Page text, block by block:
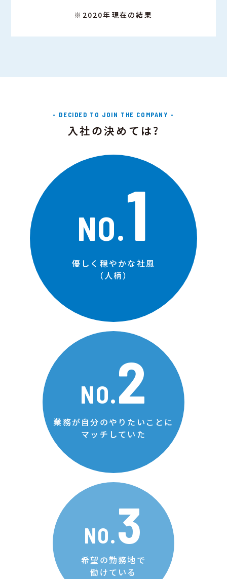
※2020年現在の結果
- DECIDED TO JOIN THE COMPANY -
入社の決めては?
NO.1
優しく穏やかな社風
（人柄）
NO.2
業務が自分のやりたいことに
マッチしていた
NO.3
希望の勤務地で
働けている